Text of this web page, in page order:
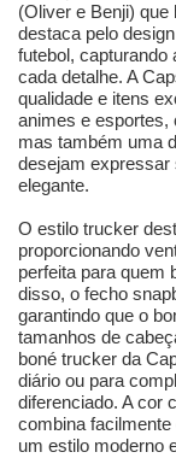
(Oliver e Benji)
destaca pelo
futebol, capturando
cada detalhe. A
qualidade e itens
animes e esportes,
mas também uma
desejam expressar
elegante.
O estilo trucker
proporcionando
perfeita para quem
disso, o fecho
garantindo que o
tamanhos de
boné trucker da
diário ou para
diferenciado. A cor
combina
um estilo moderno